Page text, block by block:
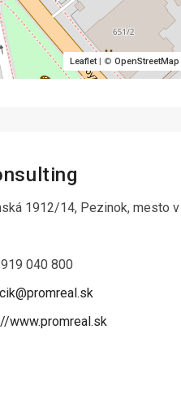
Leaflet| © OpenStreetMap
1912/14, Pezinok, mesto v
040 800
www.promreal.sk